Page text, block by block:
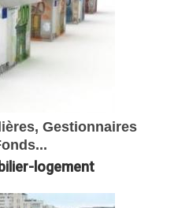
Gestionnaires
logement